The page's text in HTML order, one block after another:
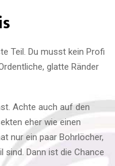
Teil. Du musst kein Profi
glatte Ränder
Achte auch auf den
eher wie einen
nur ein paar Bohrlöcher,
sind. Dann ist die Chance